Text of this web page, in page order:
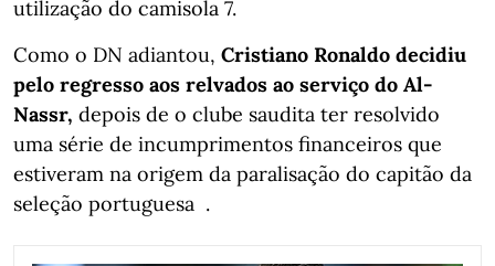
utilização do camisola 7.
Como o DN adiantou, Cristiano Ronaldo decidiu
pelo regresso aos relvados ao serviço do Al-
Nassr, depois de o clube saudita ter resolvido
uma série de incumprimentos financeiros que
estiveram na origem da paralisação do capitão da
seleção portuguesa .